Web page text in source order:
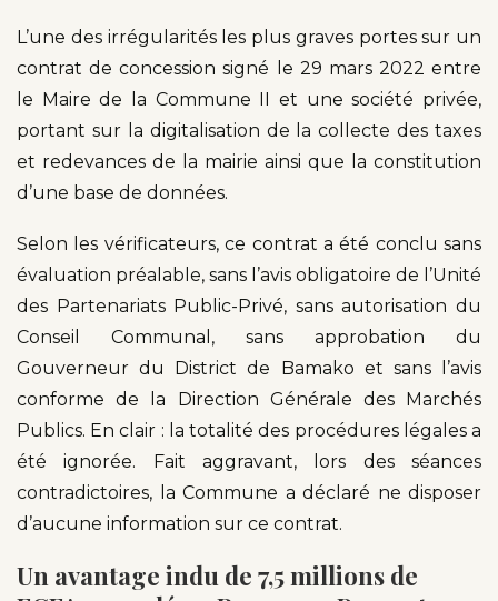
L’une des irrégularités les plus graves portes sur un
contrat de concession signé le 29 mars 2022 entre
le Maire de la Commune II et une société privée,
portant sur la digitalisation de la collecte des taxes
et redevances de la mairie ainsi que la constitution
d’une base de données.
Selon les vérificateurs, ce contrat a été conclu sans
évaluation préalable, sans l’avis obligatoire de l’Unité
des Partenariats Public-Privé, sans autorisation du
Conseil Communal, sans approbation du
Gouverneur du District de Bamako et sans l’avis
conforme de la Direction Générale des Marchés
Publics. En clair : la totalité des procédures légales a
été ignorée. Fait aggravant, lors des séances
contradictoires, la Commune a déclaré ne disposer
d’aucune information sur ce contrat.
Un avantage indu de 7,5 millions de